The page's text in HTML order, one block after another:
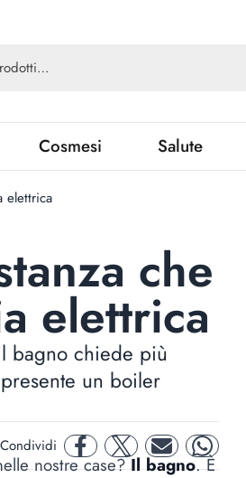
Cosmesi Salute
elettrica
che
elettrica
bagno chiede più
un boiler
Condividi facebooktwitter mail whatsapp
nostre case?Il bagno. È